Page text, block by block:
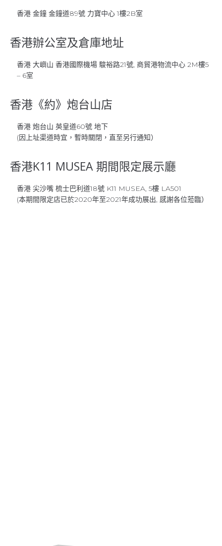
香港 金鐘 金鐘道89號 力寶中心 1樓2B室
香港辦公室及倉庫地址
香港 大嶼山 香港國際機場 駿裕路21號, 商貿港物流中心 2M樓5
– 6室
香港《約》炮台山店
香港 炮台山 英皇道60號 地下
(因上址渠道時宜，暫時關閉，直至另行通知）
香港K11 MUSEA 期間限定展示廳
香港 尖沙嘴 梳士巴利道18號 K11 MUSEA, 5樓 LA501
(本期間限定店已於2020年至2021年成功展出, 感謝各位蒞臨）